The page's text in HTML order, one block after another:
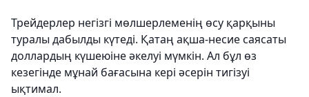
Трейдерлер негізгі мөлшерлеменің өсу қарқыны
туралы дабылды күтеді. Қатаң ақша-несие саясаты
доллардың күшеюіне әкелуі мүмкін. Ал бұл өз
кезегінде мұнай бағасына кері әсерін тигізуі
ықтимал.